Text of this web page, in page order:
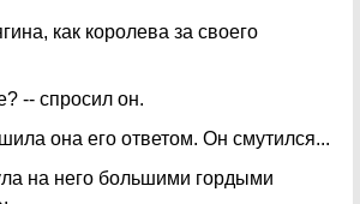
как королева за своего
-- спросил он.
она его ответом. Он смутился...
на него большими гордыми